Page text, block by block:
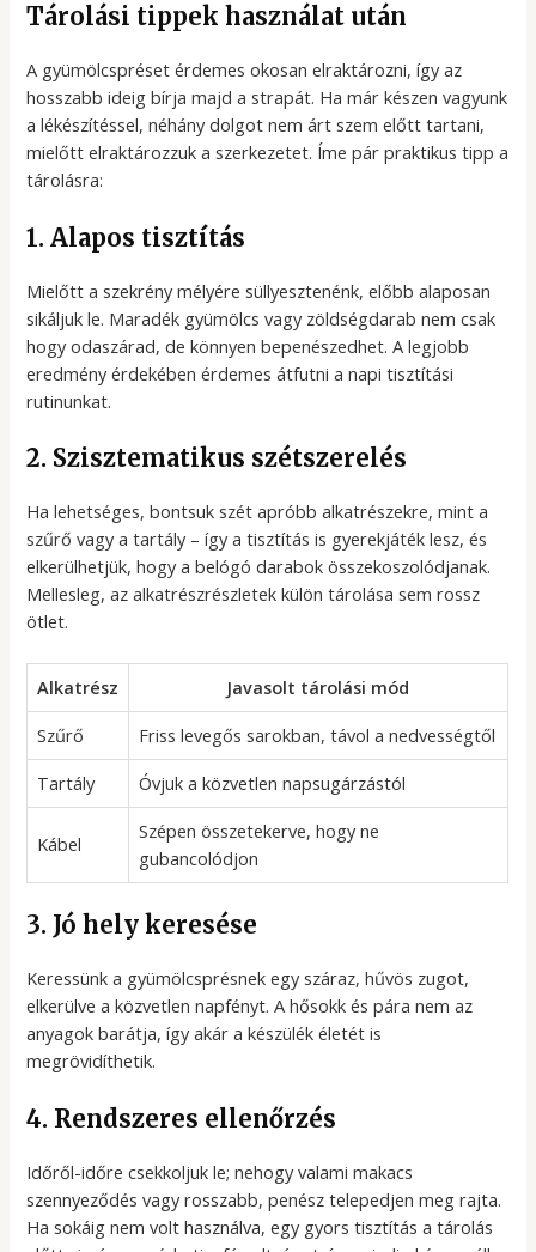
Tárolási tippek használat után
A gyümölcspréset érdemes okosan elraktározni, így az
hosszabb ideig bírja majd a strapát. Ha már készen vagyunk
a lékészítéssel, néhány dolgot nem árt szem előtt tartani,
mielőtt elraktározzuk a szerkezetet. Íme pár praktikus tipp a
tárolásra:
1. Alapos tisztítás
Mielőtt a szekrény mélyére süllyesztenénk, előbb alaposan
sikáljuk le. Maradék gyümölcs vagy zöldségdarab nem csak
hogy odaszárad, de könnyen bepenészedhet. A legjobb
eredmény érdekében érdemes átfutni a napi tisztítási
rutinunkat.
2. Szisztematikus szétszerelés
Ha lehetséges, bontsuk szét apróbb alkatrészekre, mint a
szűrő vagy a tartály – így a tisztítás is gyerekjáték lesz, és
elkerülhetjük, hogy a belógó darabok összekoszolódjanak.
Mellesleg, az alkatrészrészletek külön tárolása sem rossz
ötlet.
Alkatrész
Javasolt tárolási mód
Szűrő
Friss levegős sarokban, távol a nedvességtől
Tartály
Óvjuk a közvetlen napsugárzástól
Kábel
Szépen összetekerve, hogy ne
gubancolódjon
3. Jó hely keresése
Keressünk a gyümölcsprésnek egy száraz, hűvös zugot,
elkerülve a közvetlen napfényt. A hősokk és pára nem az
anyagok barátja, így akár a készülék életét is
megrövidíthetik.
4. Rendszeres ellenőrzés
Időről-időre csekkoljuk le; nehogy valami makacs
szennyeződés vagy rosszabb, penész telepedjen meg rajta.
Ha sokáig nem volt használva, egy gyors tisztítás a tárolás